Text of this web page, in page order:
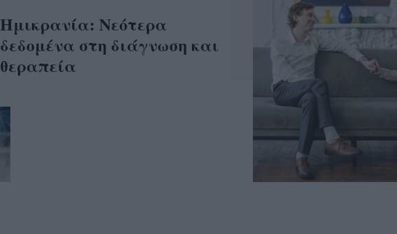
Ημικρανία: Νεότερα
δεδομένα στη διάγνωση και
θεραπεία